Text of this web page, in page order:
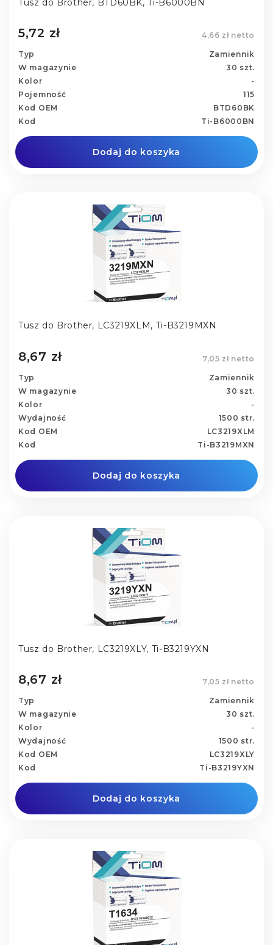
Tusz do Brother, BTD60BK, Ti-B6000BN
5,72 zł 4,66 zł netto
Typ
Zamiennik
W magazynie
30 szt.
Kolor
-
Pojemność
115
Kod OEM
BTD60BK
Kod
Ti-B6000BN
Dodaj do koszyka
Tusz do Brother, LC3219XLM, Ti-B3219MXN
8,67 zł 7,05 zł netto
Typ
Zamiennik
W magazynie
30 szt.
Kolor
-
Wydajność
1500 str.
Kod OEM
LC3219XLM
Kod
Ti-B3219MXN
Dodaj do koszyka
Tusz do Brother, LC3219XLY, Ti-B3219YXN
8,67 zł 7,05 zł netto
Typ
Zamiennik
W magazynie
30 szt.
Kolor
-
Wydajność
1500 str.
Kod OEM
LC3219XLY
Kod
Ti-B3219YXN
Dodaj do koszyka